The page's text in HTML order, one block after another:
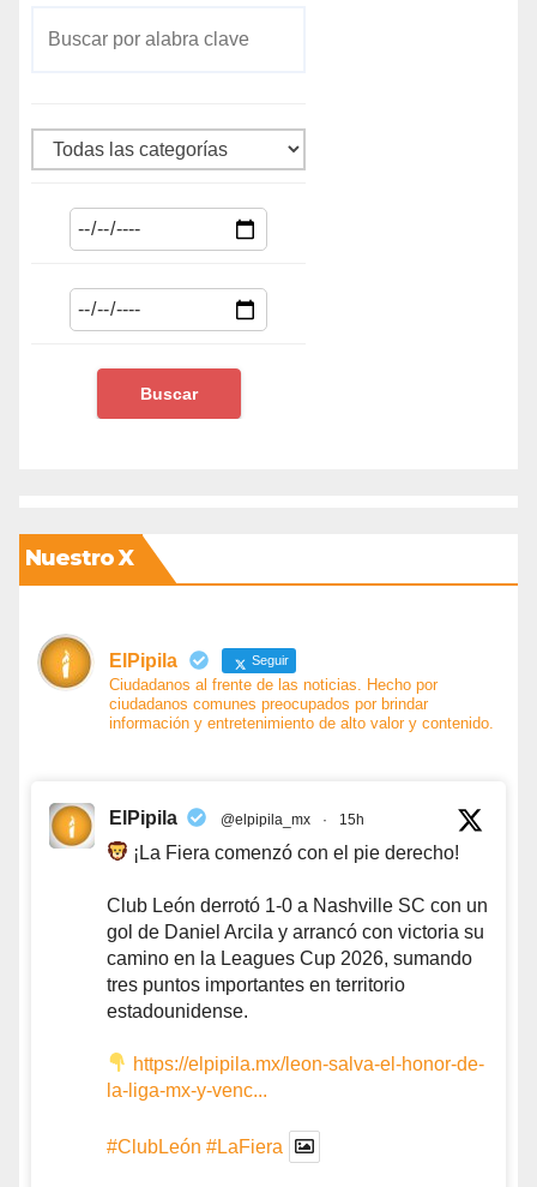
Nuestro X
ElPipila Seguir
Ciudadanos al frente de las noticias. Hecho por
ciudadanos comunes preocupados por brindar
información y entretenimiento de alto valor y contenido.
ElPipila @elpipila_mx · 15h
¡La Fiera comenzó con el pie derecho!
Club León derrotó 1-0 a Nashville SC con un
gol de Daniel Arcila y arrancó con victoria su
camino en la Leagues Cup 2026, sumando
tres puntos importantes en territorio
estadounidense.
https://elpipila.mx/leon-salva-el-honor-de-
la-liga-mx-y-venc...
#ClubLeón #LaFiera